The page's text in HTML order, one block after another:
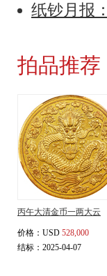
纸钞月报
拍品推荐
丙午大清金币一两大云
价格： USD 528,000
结标：2025-04-07